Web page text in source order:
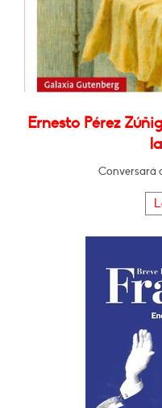
Ernesto Pérez
Conversará